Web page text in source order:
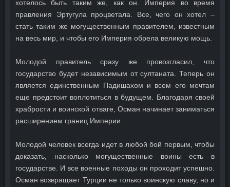
хотелось быть таким же, как он. Империя во время
правления Эртугула процветала. Все, чего он хотел –
стать таким же могущественным правителем, известным
на весь мир, и чтобы его Империя обрела великую мощь.
Молодой правитель сразу же провозгласил, что
государство будет независимым от султаната. Теперь он
является единственным Падишахом и всем его мечтам
еще предстоит воплотиться в будущем. Благодаря своей
храбрости и воинской отваге, Осман начинает заниматься
расширением границ Империи.
Молодой человек всегда идет в любой бой первым, чтобы
доказать, насколько могущественные воины есть в
государстве. И все военные походы он проходит успешно.
Осман возвращает Турции не только воинскую славу, но и